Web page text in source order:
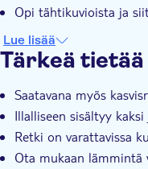
Opi tähtikuvioista ja
Lue lisää
Tärkeä tietää
Saatavana myös
Illalliseen sisältyy kaksi
Retki on varattavissa
Ota mukaan lämmintä